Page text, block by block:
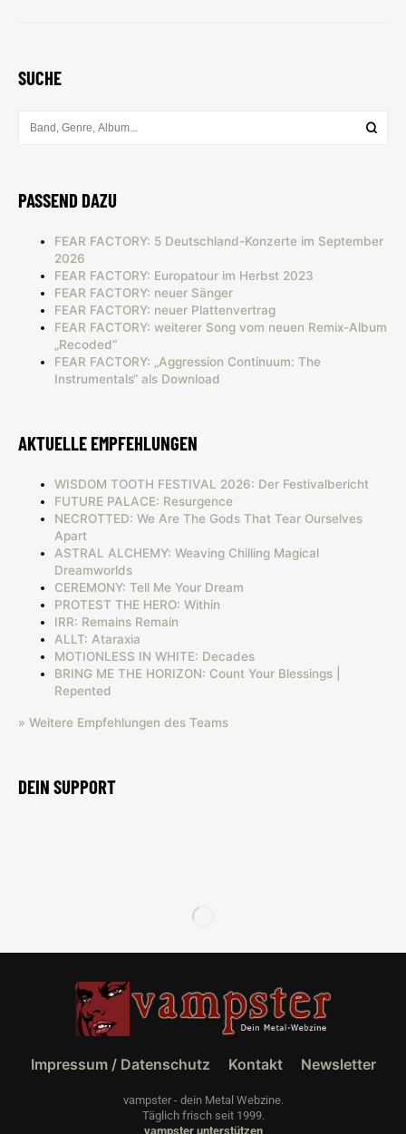
SUCHE
PASSEND DAZU
FEAR FACTORY: 5 Deutschland-Konzerte im September
2026
FEAR FACTORY: Europatour im Herbst 2023
FEAR FACTORY: neuer Sänger
FEAR FACTORY: neuer Plattenvertrag
FEAR FACTORY: weiterer Song vom neuen Remix-Album
„Recoded“
FEAR FACTORY: „Aggression Continuum: The
Instrumentals“ als Download
AKTUELLE EMPFEHLUNGEN
WISDOM TOOTH FESTIVAL 2026: Der Festivalbericht
FUTURE PALACE: Resurgence
NECROTTED: We Are The Gods That Tear Ourselves
Apart
ASTRAL ALCHEMY: Weaving Chilling Magical
Dreamworlds
CEREMONY: Tell Me Your Dream
PROTEST THE HERO: Within
IRR: Remains Remain
ALLT: Ataraxia
MOTIONLESS IN WHITE: Decades
BRING ME THE HORIZON: Count Your Blessings |
Repented
» Weitere Empfehlungen des Teams
DEIN SUPPORT
Impressum / Datenschutz Kontakt Newsletter
vampster - dein Metal Webzine.
Täglich frisch seit 1999.
vampster unterstützen